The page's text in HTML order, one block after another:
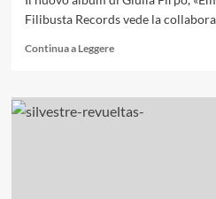
Filibusta Records vede la
Continua a LeggereLeggi
su
«Em